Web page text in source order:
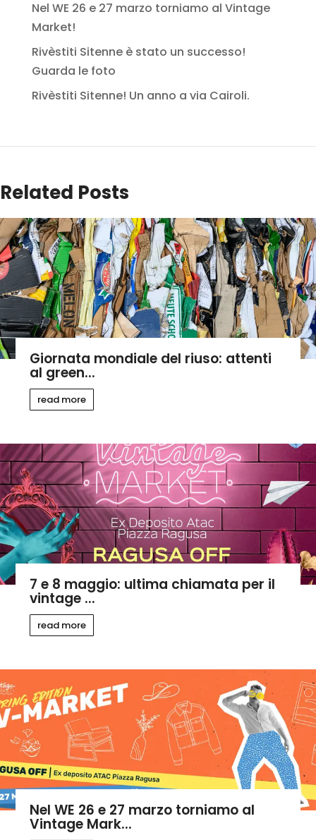
Nel WE 26 e 27 marzo torniamo al Vintage
Market!
Rivèstiti Sitenne è stato un successo!
Guarda le foto
Rivèstiti Sitenne! Un anno a via Cairoli.
Related Posts
Giornata mondiale del riuso: attenti
al green...
read more
7 e 8 maggio: ultima chiamata per il
vintage ...
read more
Nel WE 26 e 27 marzo torniamo al
Vintage Mark...